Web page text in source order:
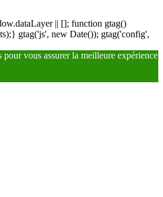
|| []; function gtag()
gtag('js', new Date()); gtag('config',
vous assurer la meilleure expérience